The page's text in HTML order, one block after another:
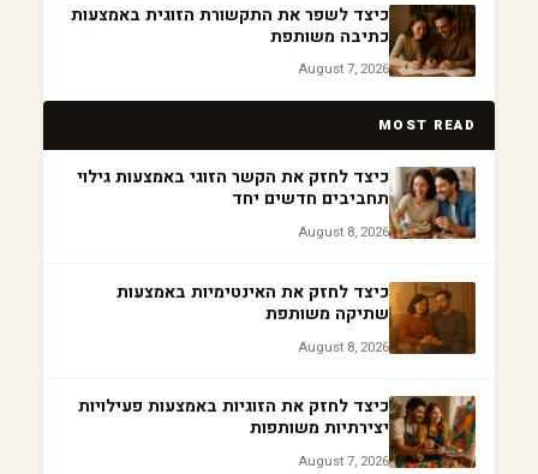
כיצד לשפר את התקשורת הזוגית באמצעות
כתיבה משותפת
August 7, 2026
MOST READ
כיצד לחזק את הקשר הזוגי באמצעות גילוי
תחביבים חדשים יחד
August 8, 2026
כיצד לחזק את האינטימיות באמצעות
שתיקה משותפת
August 8, 2026
כיצד לחזק את הזוגיות באמצעות פעילויות
יצירתיות משותפות
August 7, 2026